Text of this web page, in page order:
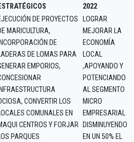
2022
DE PROYECTOS
MARICULTURA,
INCORPORACIÓN DE
DE LOMAS PARA
EMPORIOS,
INFRAESTRUCTURA
CONVERTIR LOS
COMUNALES EN
CENTROS Y FORJAR
PARQUES
LOGRAR
MEJORAR LA
ECONOMÍA
LOCAL
,APOYANDO Y
POTENCIANDO
AL SEGMENTO
MICRO
EMPRESARIAL
DISMINUYENDO
EN UN 50% EL